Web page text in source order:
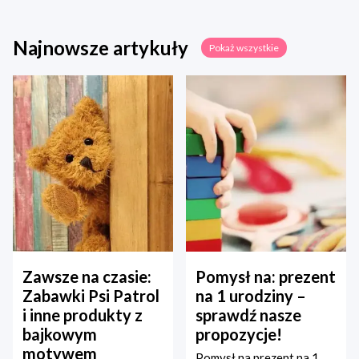
Najnowsze artykuły Pokaż wszystkie
Zawsze na czasie:
Zabawki Psi Patrol
i inne produkty z
bajkowym
motywem
Pomysł na: prezent
na 1 urodziny –
sprawdź nasze
propozycje!